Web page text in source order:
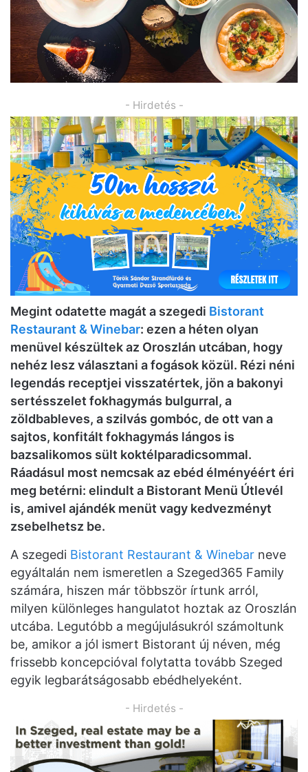
- Hirdetés -
Megint odatette magát a szegedi Bistorant
Restaurant & Winebar: ezen a héten olyan
menüvel készültek az Oroszlán utcában, hogy
nehéz lesz választani a fogások közül. Rézi néni
legendás receptjei visszatértek, jön a bakonyi
sertésszelet fokhagymás bulgurral, a
zöldbableves, a szilvás gombóc, de ott van a
sajtos, konfitált fokhagymás lángos is
bazsalikomos sült koktélparadicsommal.
Ráadásul most nemcsak az ebéd élményéért éri
meg betérni: elindult a Bistorant Menü Útlevél
is, amivel ajándék menüt vagy kedvezményt
zsebelhetsz be.
A szegedi Bistorant Restaurant & Winebar neve
egyáltalán nem ismeretlen a Szeged365 Family
számára, hiszen már többször írtunk arról,
milyen különleges hangulatot hoztak az Oroszlán
utcába. Legutóbb a megújulásukról számoltunk
be, amikor a jól ismert Bistorant új néven, még
frissebb koncepcióval folytatta tovább Szeged
egyik legbarátságosabb ebédhelyeként.
- Hirdetés -